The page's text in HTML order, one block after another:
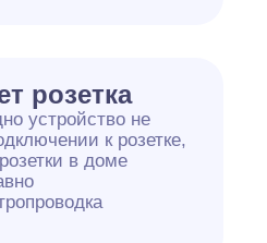
розетка
устройство не
к розетке,
в доме